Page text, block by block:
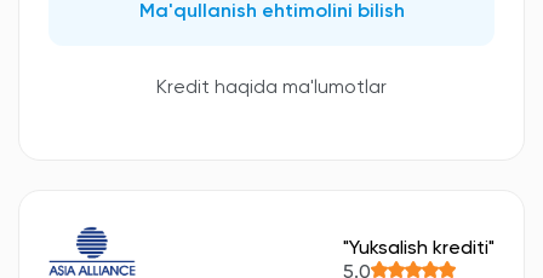
Ma'qullanish ehtimolini bilish
Kredit haqida ma'lumotlar
"Yuksalish krediti"
5.0